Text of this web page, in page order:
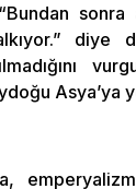
diye
Asya’ya